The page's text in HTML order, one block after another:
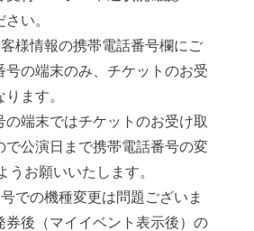
い。
様情報の携帯電話番号欄にご
号の端末のみ、チケットのお受
ます。
の端末ではチケットのお受け取
で公演日まで携帯電話番号の変
うお願いいたします。
での機種変更は問題ございま
券後（マイイベント表示後）の